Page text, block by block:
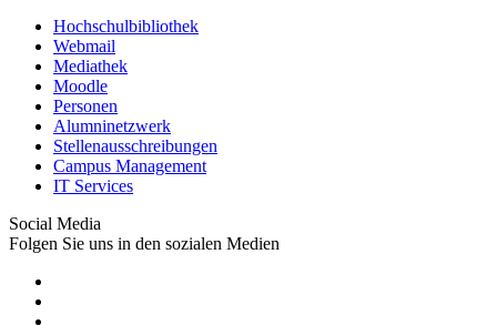
Hochschulbibliothek
Webmail
Mediathek
Moodle
Personen
Alumninetzwerk
Stellenausschreibungen
Campus Management
IT Services
Social Media
Folgen Sie uns in den sozialen Medien